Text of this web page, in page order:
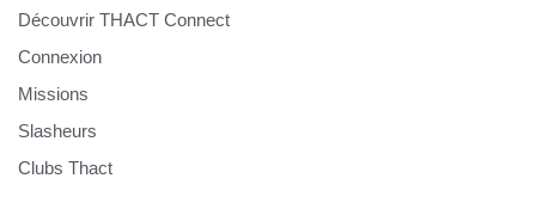
Découvrir THACT Connect
Connexion
Missions
Slasheurs
Clubs Thact